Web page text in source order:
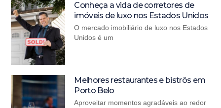
Conheça a vida de corretores de
imóveis de luxo nos Estados Unidos
O mercado imobiliário de luxo nos Estados
Unidos é um
Melhores restaurantes e bistrôs em
Porto Belo
Aproveitar momentos agradáveis ao redor